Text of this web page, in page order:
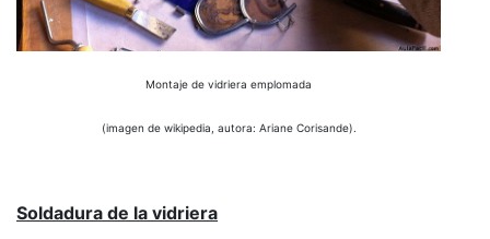
Montaje de vidriera emplomada
(imagen de wikipedia, autora: Ariane Corisande).
Soldadura de la vidriera